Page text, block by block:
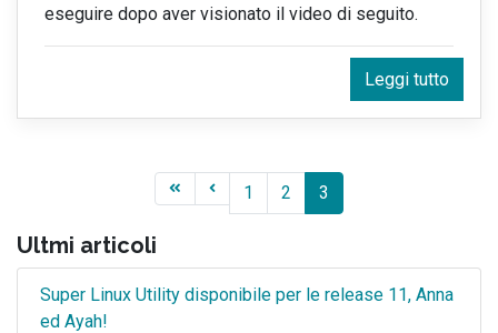
eseguire dopo aver visionato il video di seguito.
Leggi tutto
1 2 3
Ultmi articoli
Super Linux Utility disponibile per le release 11, Anna
ed Ayah!